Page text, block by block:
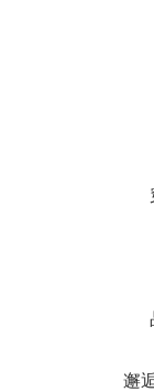
邂